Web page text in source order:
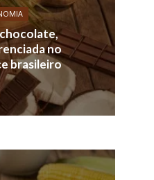
no
brasileiro